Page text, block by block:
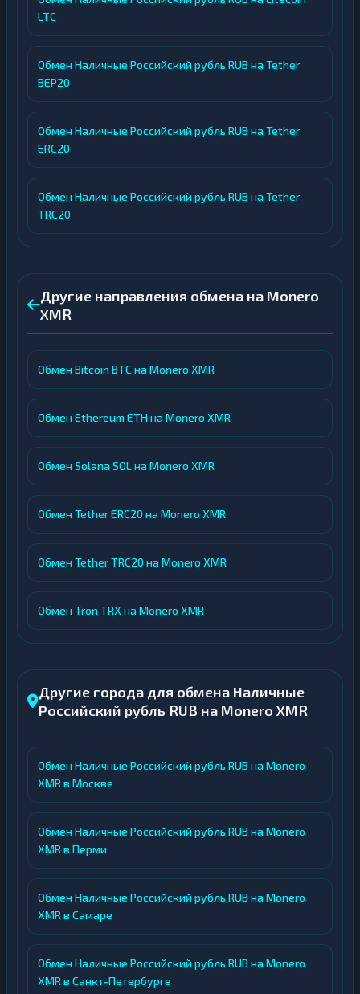
LTC
Обмен Наличные Российский рубль RUB на Tether
BEP20
Обмен Наличные Российский рубль RUB на Tether
ERC20
Обмен Наличные Российский рубль RUB на Tether
TRC20
Другие направления обмена на Monero
XMR
Обмен Bitcoin BTC на Monero XMR
Обмен Ethereum ETH на Monero XMR
Обмен Solana SOL на Monero XMR
Обмен Tether ERC20 на Monero XMR
Обмен Tether TRC20 на Monero XMR
Обмен Tron TRX на Monero XMR
Другие города для обмена Наличные
Российский рубль RUB на Monero XMR
Обмен Наличные Российский рубль RUB на Monero
XMR в Москве
Обмен Наличные Российский рубль RUB на Monero
XMR в Перми
Обмен Наличные Российский рубль RUB на Monero
XMR в Самаре
Обмен Наличные Российский рубль RUB на Monero
XMR в Санкт-Петербурге